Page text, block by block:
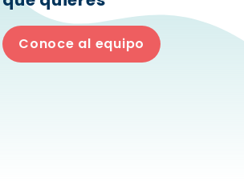
Conoce al equipo